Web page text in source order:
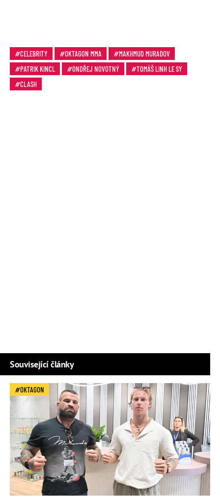
CELEBRITY OKTAGON MMA
MAKHMUD MURADOV
PATRIK KINCL
ONDŘEJ NOVOTNÝ
TOMÁŠ LINH LE SY
CLASH
Související články
OKTAGON